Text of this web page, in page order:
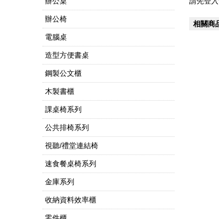
辦公椅
電腦桌
造型方便書桌
鋼製公文櫃
木製書櫃
課桌椅系列
公共排椅系列
視聽/禮堂連結椅
速食餐桌椅系列
金庫系列
收納資料效率櫃
相關商